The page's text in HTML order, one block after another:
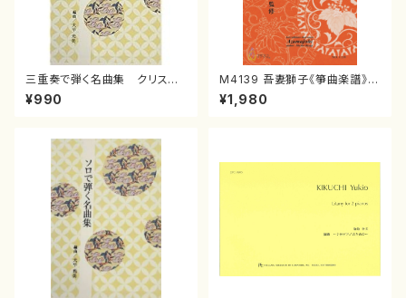
三重奏で弾く名曲集 クリスマ
スメドレー( 箏2/大平光美 編
曲/楽譜）
¥990
M4139 吾妻獅子《箏曲楽譜》
（箏/宮城道雄著・宮城宗家監修/
箏曲古典楽譜）
¥1,980